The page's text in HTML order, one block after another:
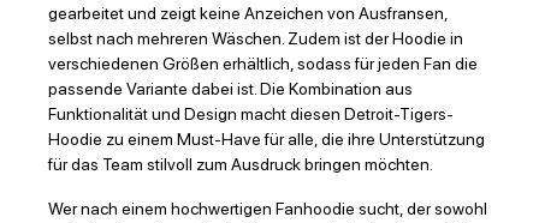
gearbeitet und zeigt keine Anzeichen von Ausfransen,
selbst nach mehreren Wäschen. Zudem ist der Hoodie in
verschiedenen Größen erhältlich, sodass für jeden Fan die
passende Variante dabei ist. Die Kombination aus
Funktionalität und Design macht diesen Detroit-Tigers-
Hoodie zu einem Must-Have für alle, die ihre Unterstützung
für das Team stilvoll zum Ausdruck bringen möchten.
Wer nach einem hochwertigen Fanhoodie sucht, der sowohl